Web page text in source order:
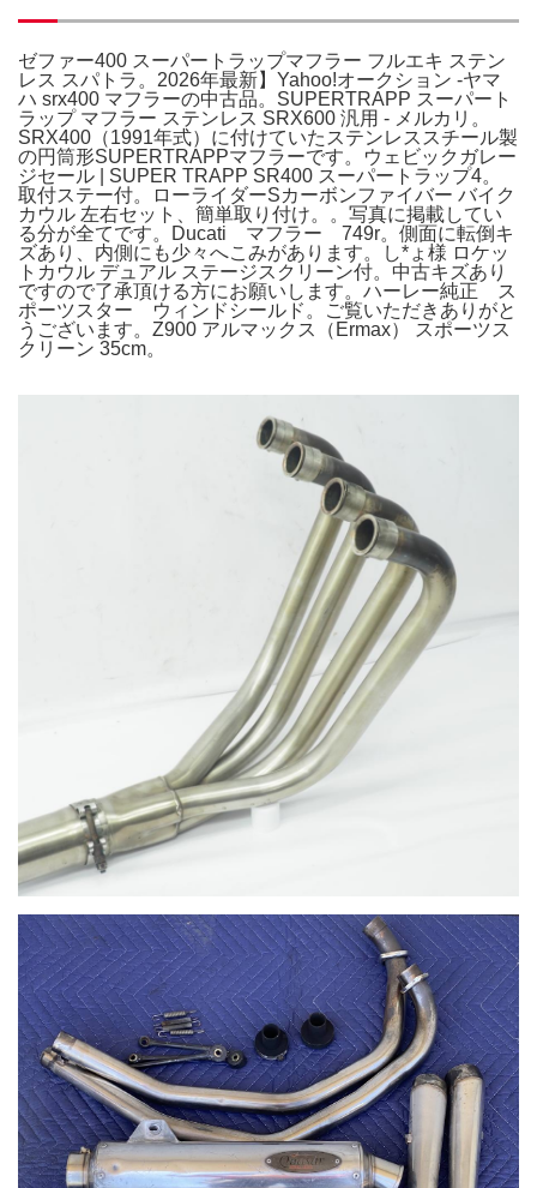
ゼファー400 スーパートラップマフラー フルエキ ステン
レス スパトラ。2026年最新】Yahoo!オークション -ヤマ
ハ srx400 マフラーの中古品。SUPERTRAPP スーパート
ラップ マフラー ステンレス SRX600 汎用 - メルカリ。
SRX400（1991年式）に付けていたステンレススチール製
の円筒形SUPERTRAPPマフラーです。ウェビックガレー
ジセール | SUPER TRAPP SR400 スーパートラップ4。
取付ステー付。ローライダーSカーボンファイバー バイク
カウル 左右セット、簡単取り付け。。写真に掲載してい
る分が全てです。Ducati マフラー 749r。側面に転倒キ
ズあり、内側にも少々へこみがあります。し*ょ様 ロケッ
トカウル デュアル ステージスクリーン付。中古キズあり
ですので了承頂ける方にお願いします。ハーレー純正 ス
ポーツスター ウィンドシールド。ご覧いただきありがと
うございます。Z900 アルマックス（Ermax） スポーツス
クリーン 35cm。